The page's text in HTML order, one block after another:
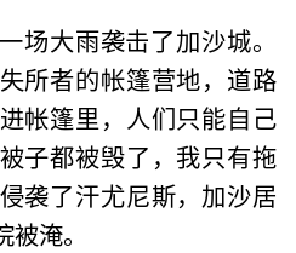
场大雨袭击了加沙城。
所者的帐篷营地，道路
帐篷里，人们只能自己
子都被毁了，我只有拖
袭了汗尤尼斯，加沙居
淹。